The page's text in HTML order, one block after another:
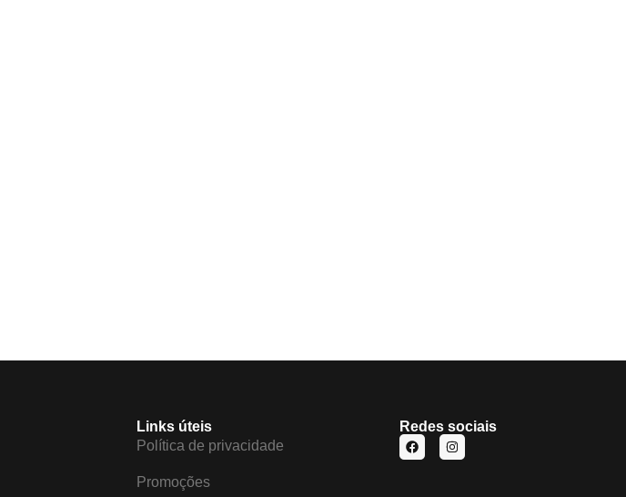
Links úteis
Política de privacidade
Promoções
Redes sociais